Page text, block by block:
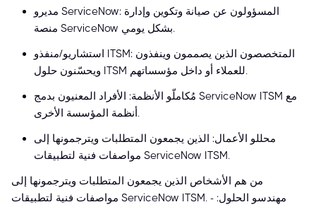
مديرو ServiceNow: المسؤولون عن صيانة وتكوين وإدارة
منصة ServiceNow بشكل يومي.
استشاريو/منفذو ITSM: المتخصصون الذين يصممون وينفذون
ويحسّنون حلول ITSM للعملاء أو داخل مؤسساتهم.
مُكاملّو الأنظمة: الأفراد المعنيون بدمج ServiceNow ITSM مع
أنظمة المؤسسة الأخرى.
محللو الأعمال: الذين يجمعون المتطلبات ويترجمونها إلى
مواصفات فنية لتطبيقات ServiceNow ITSM.
من هم الأشخاص الذين يجمعون المتطلبات ويترجمونها إلى
مواصفات فنية لتطبيقات ServiceNow ITSM. - مهندسو الحلول: